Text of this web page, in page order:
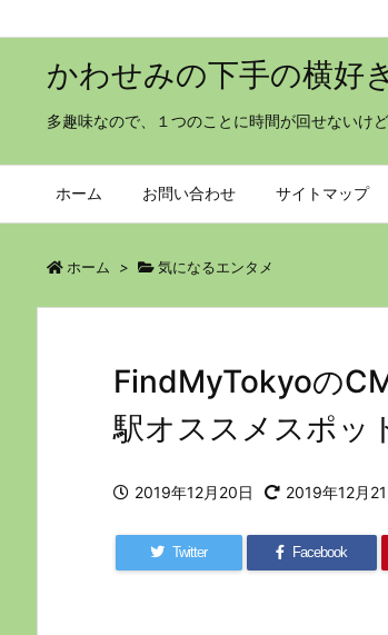
かわせみの下手の横好
多趣味なので、１つのことに時間が回せないけ
ホーム お問い合わせ サイトマップ
ホーム > 気になるエンタメ
FindMyTokyoの
駅オススメスポッ
2019年12月20日 2019年12月
Twitter Facebook